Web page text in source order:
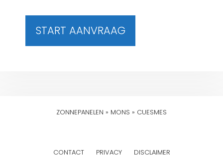
START AANVRAAG
ZONNEPANELEN » MONS » CUESMES
CONTACT PRIVACY DISCLAIMER